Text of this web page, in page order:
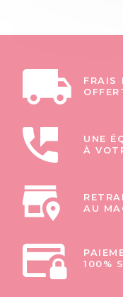
FRAIS
UNE
À
AU
100%